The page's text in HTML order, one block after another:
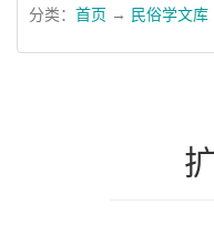
分类： 首页 → 民俗学文库